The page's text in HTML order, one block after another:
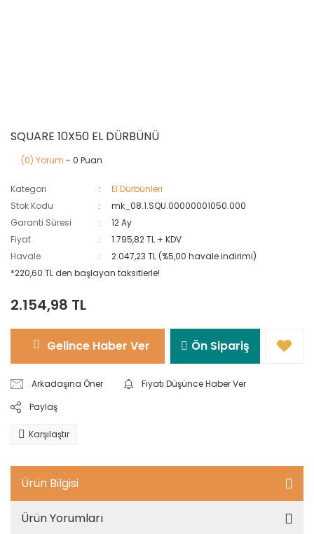
SQUARE 10X50 EL DÜRBÜNÜ
(0) Yorum - 0 Puan
Kategori
El Dürbünleri
Stok Kodu
mk_08.1.SQU.00000001050.000
Garanti Süresi
12 Ay
Fiyat
1.795,82 TL + KDV
Havale
2.047,23 TL (%5,00 havale indirimi)
*220,60 TL den başlayan taksitlerle!
2.154,98 TL
Gelince Haber Ver Ön Sipariş
Arkadaşına Öner
Fiyatı Düşünce Haber Ver
Paylaş
Karşılaştır
Ürün Bilgisi
Ürün Yorumları